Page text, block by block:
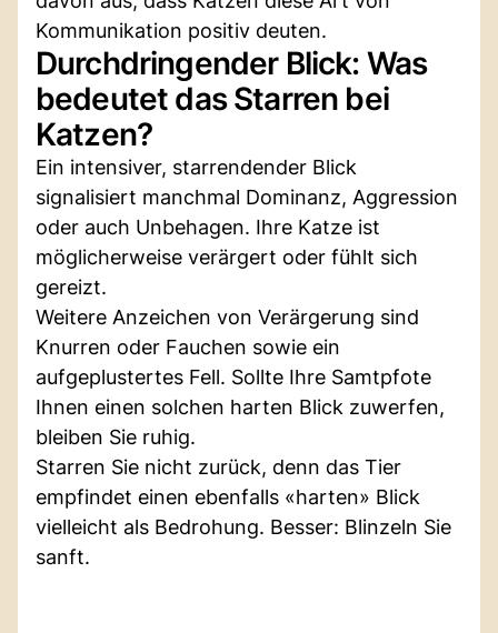
Kommunikation positiv deuten.
Durchdringender Blick: Was
bedeutet das Starren bei
Katzen?
Ein intensiver, starrendender Blick
signalisiert manchmal Dominanz, Aggression
oder auch Unbehagen. Ihre Katze ist
möglicherweise verärgert oder fühlt sich
gereizt.
Weitere Anzeichen von Verärgerung sind
Knurren oder Fauchen sowie ein
aufgeplustertes Fell. Sollte Ihre Samtpfote
Ihnen einen solchen harten Blick zuwerfen,
bleiben Sie ruhig.
Starren Sie nicht zurück, denn das Tier
empfindet einen ebenfalls «harten» Blick
vielleicht als Bedrohung. Besser: Blinzeln Sie
sanft.